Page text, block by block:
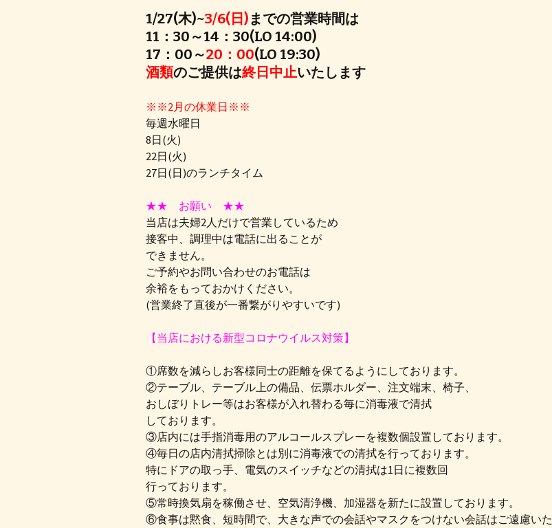
1/27(木)~3/6(日)までの営業時間は
11：30～14：30(LO 14:00)
17：00～20：00(LO 19:30)
酒類のご提供は終日中止いたします
※※2月の休業日※※
毎週水曜日
8日(火)
22日(火)
27日(日)のランチタイム
★★ お願い ★★
当店は夫婦2人だけで営業しているため
接客中、調理中は電話に出ることが
できません。
ご予約やお問い合わせのお電話は
余裕をもっておかけください。
(営業終了直後が一番繋がりやすいです)
【当店における新型コロナウイルス対策】
①席数を減らしお客様同士の距離を保てるようにしております。
②テーブル、テーブル上の備品、伝票ホルダー、注文端末、椅子、
おしぼりトレー等はお客様が入れ替わる毎に消毒液で清拭
しております。
③店内には手指消毒用のアルコールスプレーを複数個設置しております。
④毎日の店内清拭掃除とは別に消毒液での清拭を行っております。
特にドアの取っ手、電気のスイッチなどの清拭は1日に複数回
行っております。
⑤常時換気扇を稼働させ、空気清浄機、加湿器を新たに設置しております。
⑥食事は黙食、短時間で、大きな声での会話やマスクをつけない会話はご遠慮いた